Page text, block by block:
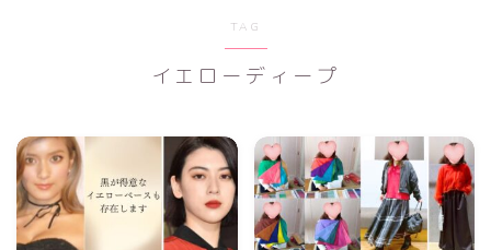
お申し込み
TAG
イエローディープ